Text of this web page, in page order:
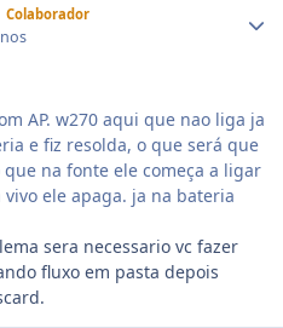
Colaborador
AP. w270 aqui que nao liga ja
e fiz resolda, o que será que
na fonte ele começa a ligar
ele apaga. ja na bateria
sera necessario vc fazer
fluxo em pasta depois